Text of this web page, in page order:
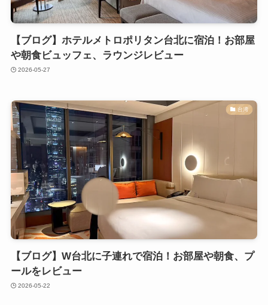
【ブログ】ホテルメトロポリタン台北に宿泊！お部屋
や朝食ビュッフェ、ラウンジレビュー
2026-05-27
台湾
【ブログ】W台北に子連れで宿泊！お部屋や朝食、プ
ールをレビュー
2026-05-22